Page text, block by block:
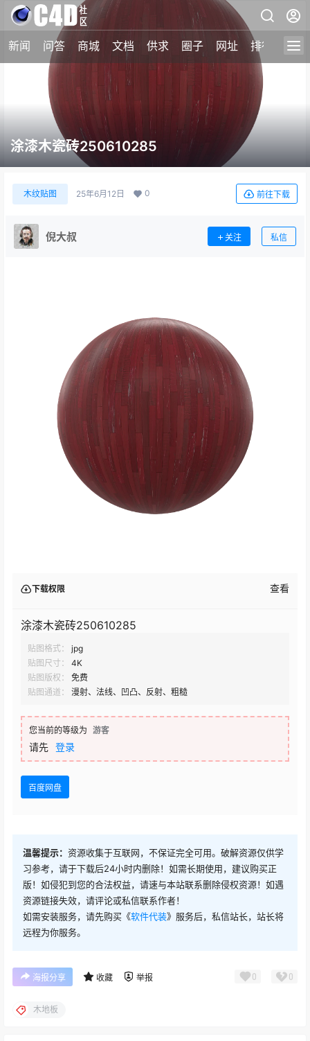
新闻 问答 商城 文档 供求 圈子 网址 排行榜
涂漆木瓷砖250610285
木纹贴图 25年6月12日 0 前往下载
倪大叔 关注 私信
下载权限 查看
涂漆木瓷砖250610285
贴图格式：
jpg
贴图尺寸：
4K
贴图版权：
免费
贴图通道：
漫射、法线、凹凸、反射、粗糙
您当前的等级为 游客
请先 登录
百度网盘
温馨提示： 资源收集于互联网，不保证完全可用。破解资源仅供学
习参考，请于下载后24小时内删除！如需长期使用，建议购买正
版！如侵犯到您的合法权益，请速与本站联系删除侵权资源！如遇
资源链接失效，请评论或私信联系作者！
如需安装服务，请先购买《软件代装》服务后，私信站长，站长将
远程为你服务。
海报分享 收藏 举报 0 0
木地板